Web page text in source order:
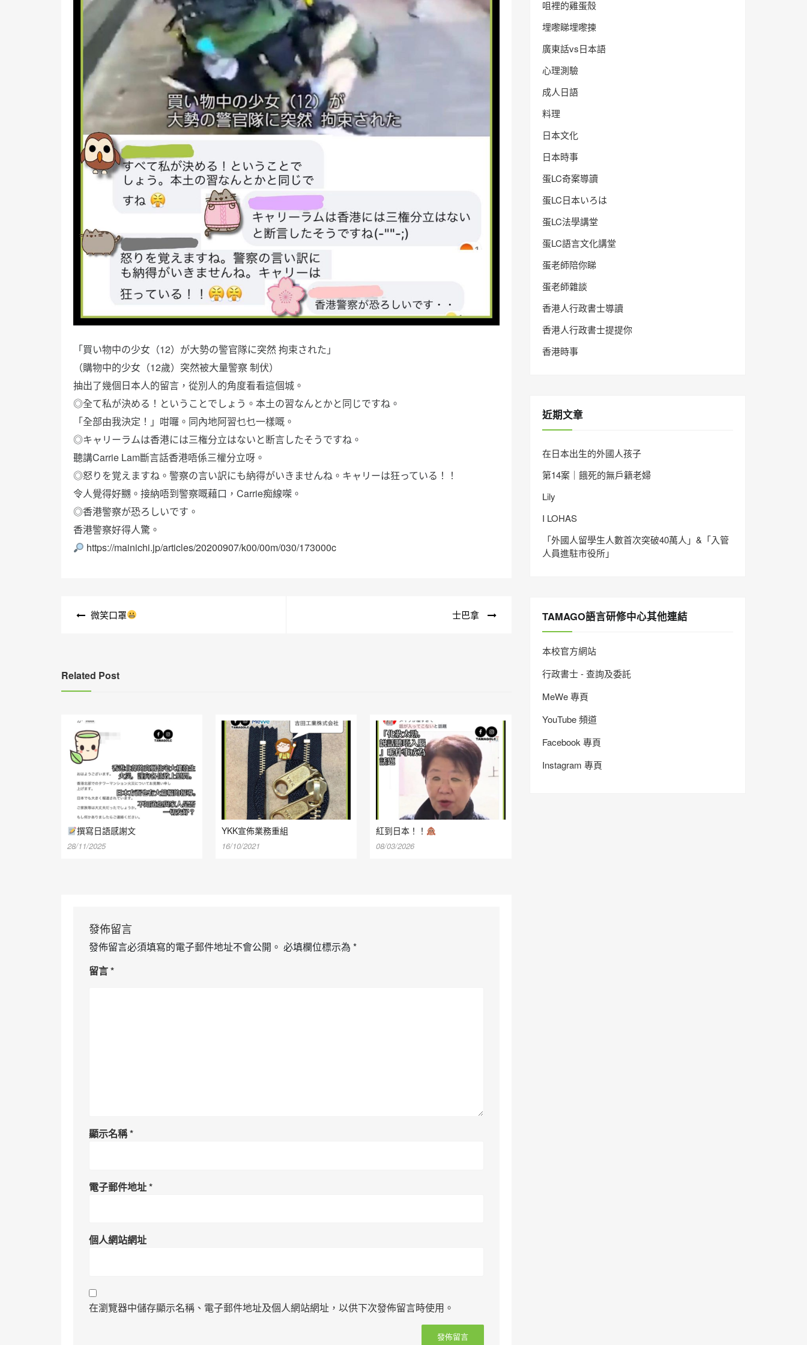
「買い物中の少女（12）が大勢の警官隊に突然 拘束された」
（購物中的少女（12歲）突然被大量警察 制伏）
抽出了幾個日本人的留言，從別人的角度看看這個城。
◎全て私が決める！ということでしょう。本土の習なんとかと同じですね。
「全部由我決定！」咁囉。同內地阿習乜乜一樣嘅。
◎キャリーラムは香港には三権分立はないと断言したそうですね。
聽講Carrie Lam斷言話香港唔係三權分立呀。
◎怒りを覚えますね。警察の言い訳にも納得がいきませんね。キャリーは狂っている！！
令人覺得好嬲。接納唔到警察嘅藉口，Carrie痴線㗎。
◎香港警察が恐ろしいです。
香港警察好得人驚。
https://mainichi.jp/articles/20200907/k00/00m/030/173000c
微笑口罩 士巴拿
Related Post
撰寫日語感謝文
28/11/2025
YKK宣佈業務重組
16/10/2021
紅到日本！！
08/03/2026
發佈留言
發佈留言必須填寫的電子郵件地址不會公開。 必填欄位標示為 *
留言*
顯示名稱*
電子郵件地址*
個人網站網址
在瀏覽器中儲存顯示名稱、電子郵件地址及個人網站網址，以供下次發佈留言時使用。
咀裡的雞蛋殼
埋嚟睇埋嚟揀
廣東話vs日本語
心理測驗
成人日語
料理
日本文化
日本時事
蛋LC奇案導讀
蛋LC日本いろは
蛋LC法學講堂
蛋LC語言文化講堂
蛋老師陪你睇
蛋老師雜談
香港人行政書士導讀
香港人行政書士提提你
香港時事
近期文章
在日本出生的外國人孩子
第14案｜餓死的無戶籍老婦
Lily
I LOHAS
「外國人留學生人數首次突破40萬人」&「入管
人員進駐市役所」
TAMAGO語言研修中心其他連結
本校官方網站
行政書士 - 查詢及委託
MeWe 專頁
YouTube 頻道
Facebook 專頁
Instagram 專頁